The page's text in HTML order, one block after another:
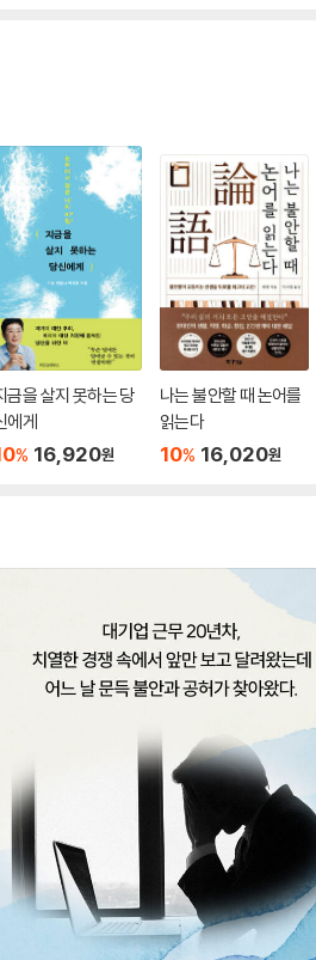
금을 살지 못하는 당
에게
% 16,920원
나는 불안할 때 논어를
읽는다
10% 16,020원